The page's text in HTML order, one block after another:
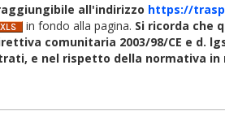
all'indirizzo https://
in fondo alla pagina. Si ricorda che
comunitaria 2003/98/CE e d.
e nel rispetto della normativa